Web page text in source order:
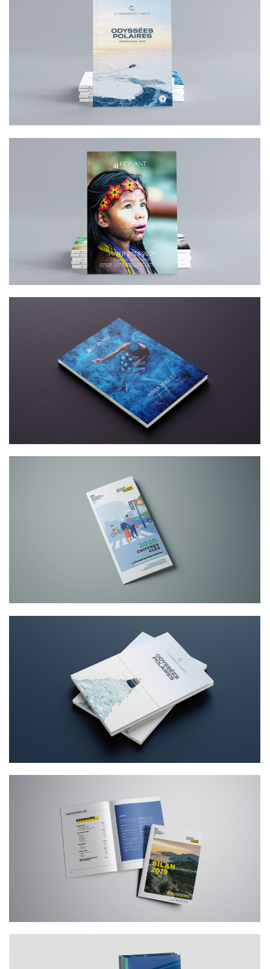
CONCEPTION D’UN MAGALOGUE
ODYSSÉES POLAIRES PONANT
NOUVELLE BROCHURE HIVER 2023-2024
PONANT
CONCEPTION BROCHURE – PONANT
CONCEPTION GRAPHIQUE ET VIDÉO
MOTION DESIGN
RÉALISATION GRAPHIQUE –
MAGALOGUE, LE NOUVEAU SUPPORT
HYBRIDE DES BROCHURES PONANT
COMMUNICATION INSTITUTIONNELLE &
PUBLIQUE – CABINET DU PRÉFET DE
LA RÉGION PROVENCE-ALPES-CÔTE
D’AZUR